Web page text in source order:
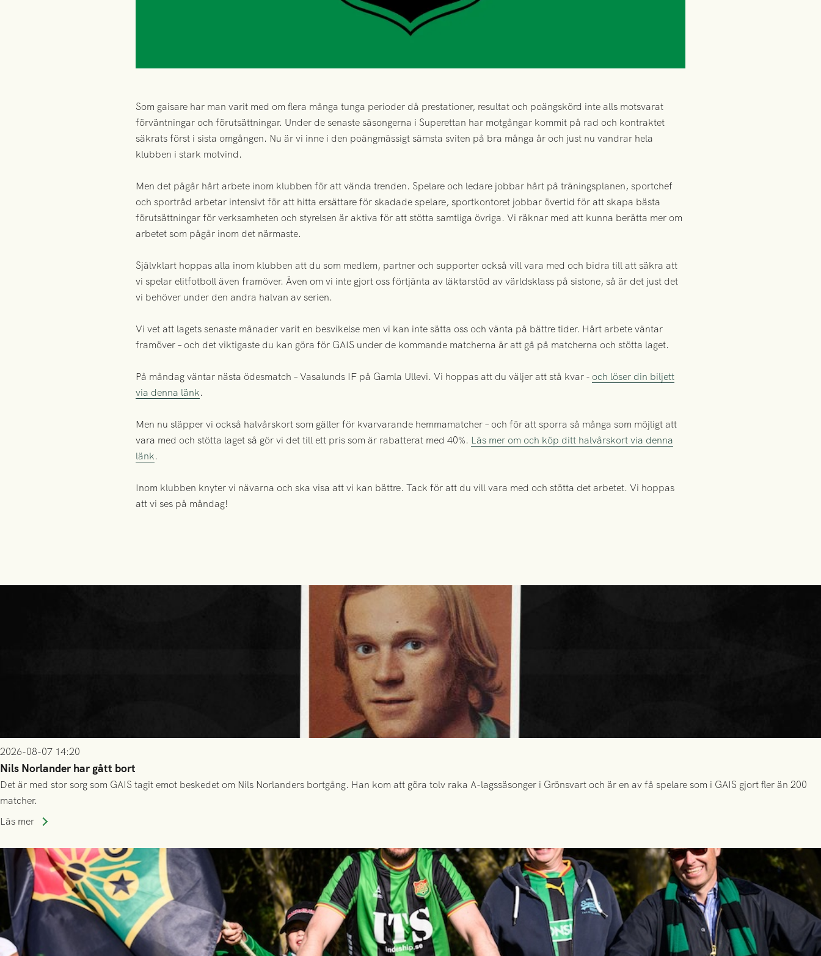
Som gaisare har man varit med om flera många tunga perioder då prestationer, resultat och poängskörd inte alls motsvarat
förväntningar och förutsättningar. Under de senaste säsongerna i Superettan har motgångar kommit på rad och kontraktet
säkrats först i sista omgången. Nu är vi inne i den poängmässigt sämsta sviten på bra många år och just nu vandrar hela
klubben i stark motvind.
Men det pågår hårt arbete inom klubben för att vända trenden. Spelare och ledare jobbar hårt på träningsplanen, sportchef
och sportråd arbetar intensivt för att hitta ersättare för skadade spelare, sportkontoret jobbar övertid för att skapa bästa
förutsättningar för verksamheten och styrelsen är aktiva för att stötta samtliga övriga. Vi räknar med att kunna berätta mer om
arbetet som pågår inom det närmaste.
Självklart hoppas alla inom klubben att du som medlem, partner och supporter också vill vara med och bidra till att säkra att
vi spelar elitfotboll även framöver. Även om vi inte gjort oss förtjänta av läktarstöd av världsklass på sistone, så är det just det
vi behöver under den andra halvan av serien.
Vi vet att lagets senaste månader varit en besvikelse men vi kan inte sätta oss och vänta på bättre tider. Hårt arbete väntar
framöver – och det viktigaste du kan göra för GAIS under de kommande matcherna är att gå på matcherna och stötta laget.
På måndag väntar nästa ödesmatch – Vasalunds IF på Gamla Ullevi. Vi hoppas att du väljer att stå kvar - och löser din biljett
via denna länk.
Men nu släpper vi också halvårskort som gäller för kvarvarande hemmamatcher – och för att sporra så många som möjligt att
vara med och stötta laget så gör vi det till ett pris som är rabatterat med 40%. Läs mer om och köp ditt halvårskort via denna
länk.
Inom klubben knyter vi nävarna och ska visa att vi kan bättre. Tack för att du vill vara med och stötta det arbetet. Vi hoppas
att vi ses på måndag!
2026-08-07 14:20
Nils Norlander har gått bort
Det är med stor sorg som GAIS tagit emot beskedet om Nils Norlanders bortgång. Han kom att göra tolv raka A-lagssäsonger i Grönsvart och är en av få spelare som i GAIS gjort fler än 200
matcher.
Läs mer